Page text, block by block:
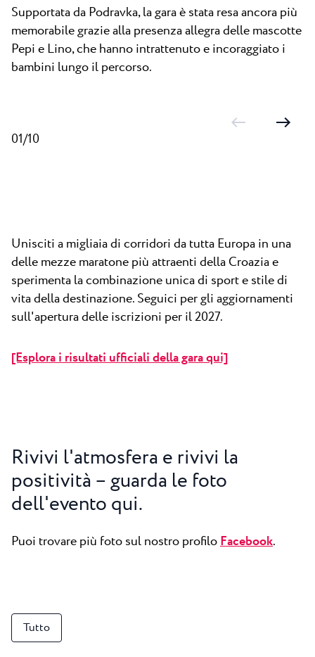
01/10
Supportata da Podravka, la gara è stata resa ancora più
memorabile grazie alla presenza allegra delle mascotte
Pepi e Lino, che hanno intrattenuto e incoraggiato i
bambini lungo il percorso.
Unisciti a migliaia di corridori da tutta Europa in una
delle mezze maratone più attraenti della Croazia e
sperimenta la combinazione unica di sport e stile di
vita della destinazione. Seguici per gli aggiornamenti
sull'apertura delle iscrizioni per il 2027.
[Esplora i risultati ufficiali della gara qui]
Rivivi l'atmosfera e rivivi la
positività – guarda le foto
dell'evento qui.
Puoi trovare più foto sul nostro profiloFacebook.
Tutto